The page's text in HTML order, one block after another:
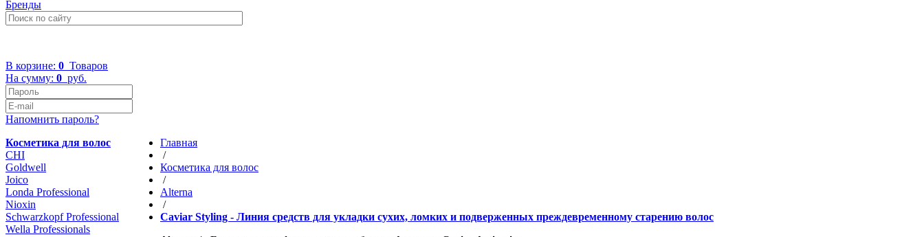
Бренды
В корзине: 0 Товаров
На сумму: 0 руб.
Напомнить пароль?
Косметика для волос
CHI
Goldwell
Joico
Londa Professional
Nioxin
Schwarzkopf Professional
Wella Professionals
Главная
/
Косметика для волос
/
Altеrna
/
Caviar Styling - Линия средств для укладки сухих, ломких и подверженных преждевременному старению волос